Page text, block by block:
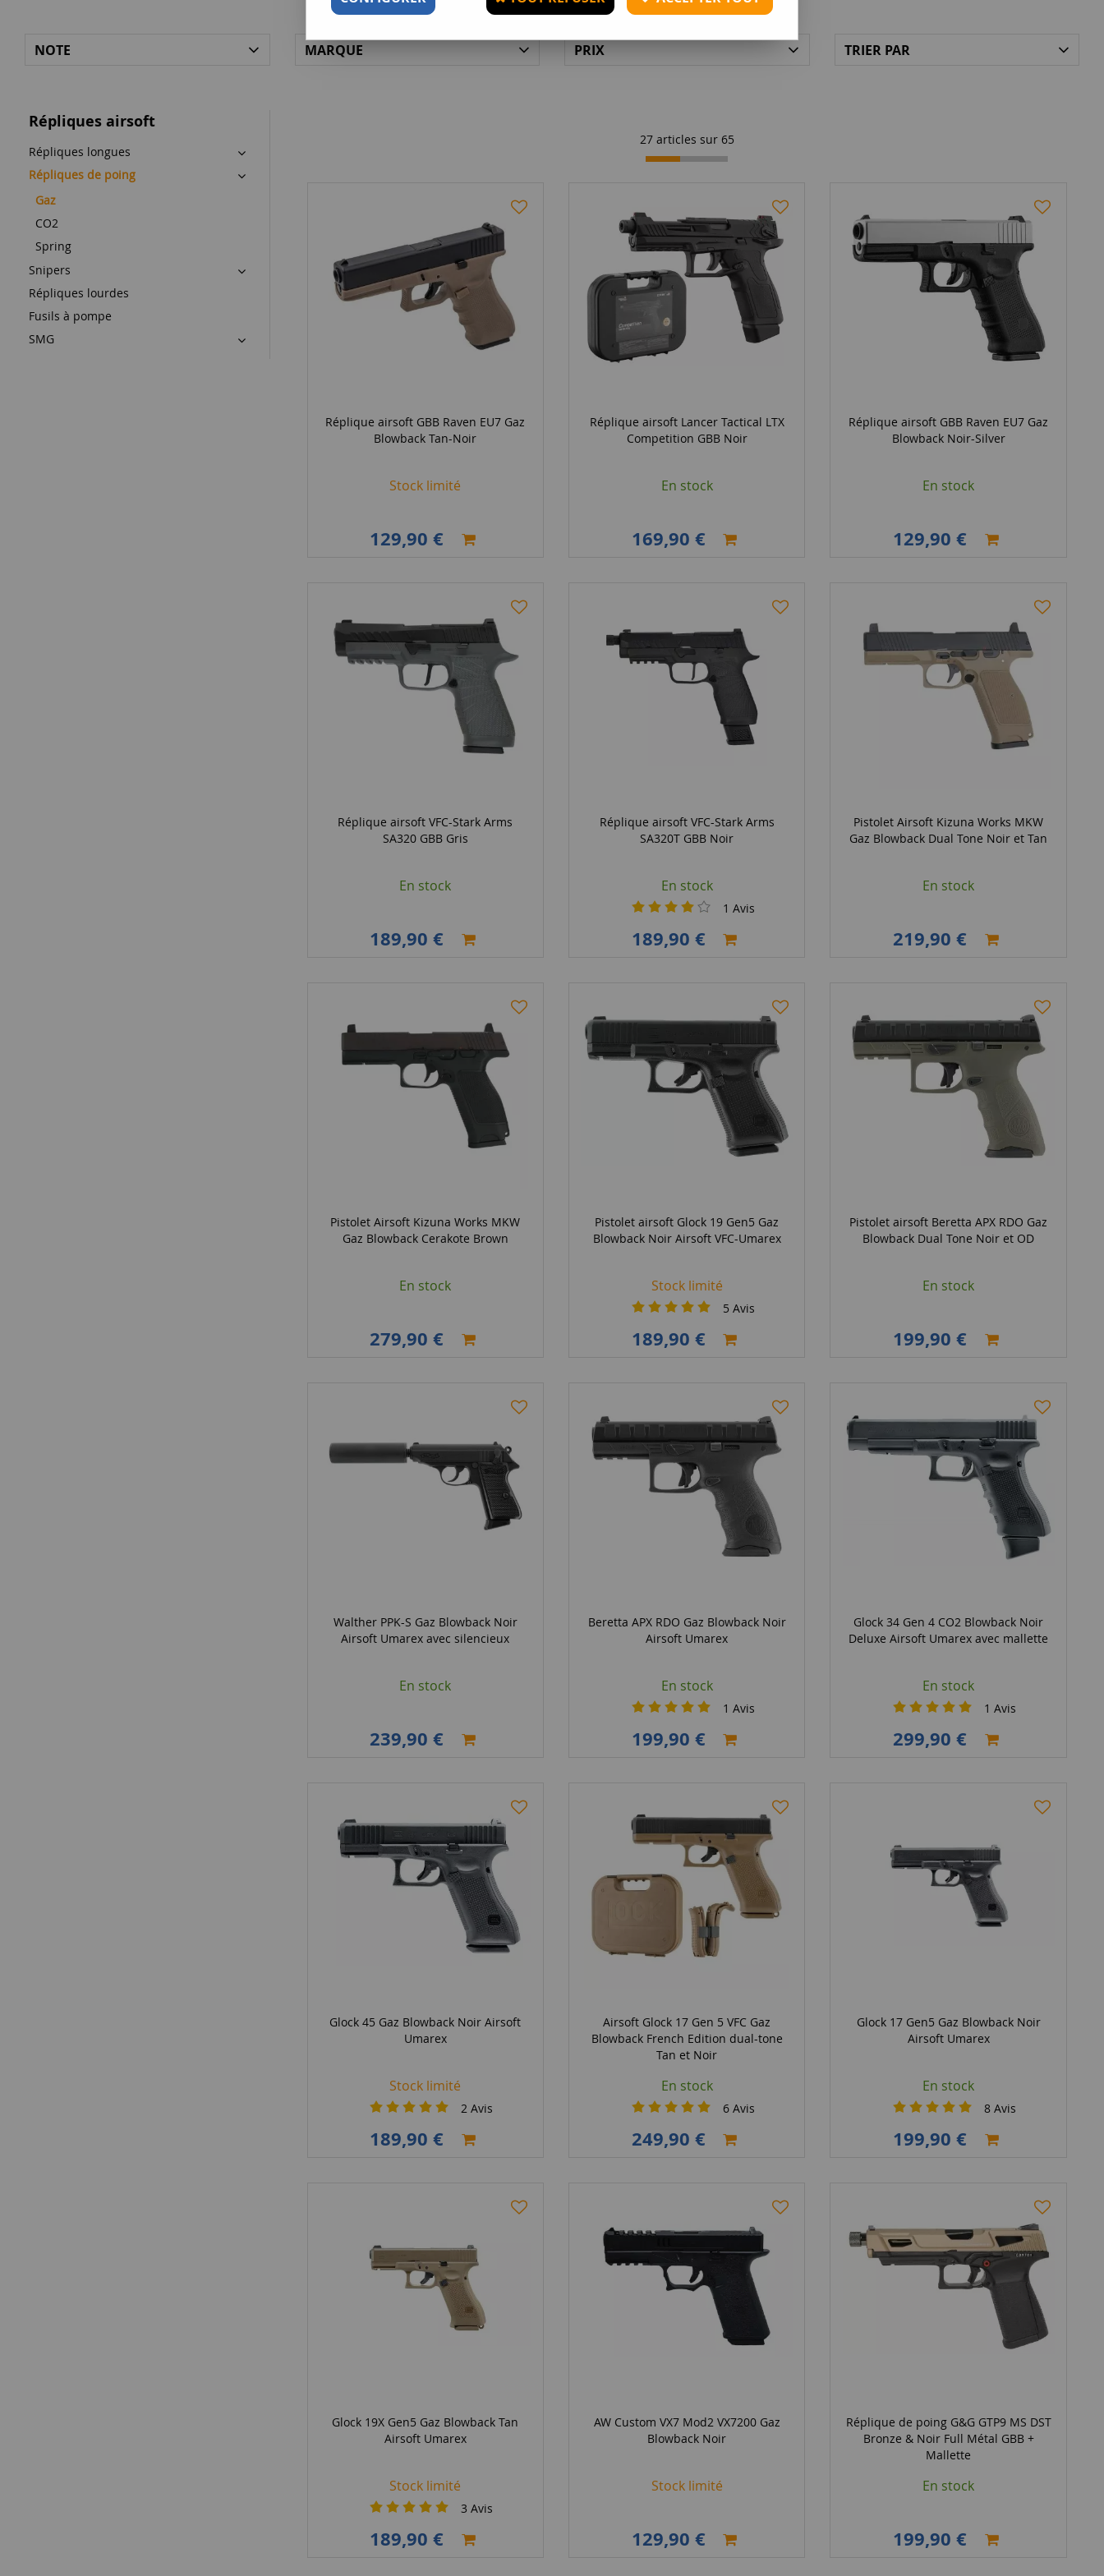
NOTE MARQUE PRIX TRIER PAR
Répliques airsoft
Répliques longues
Répliques de poing
Gaz
CO2
Spring
Snipers
Répliques lourdes
Fusils à pompe
SMG
27 articles sur 65
Réplique airsoft GBB Raven EU7 Gaz
Blowback Tan-Noir
Stock limité
129,90 €
Réplique airsoft Lancer Tactical LTX
Competition GBB Noir
En stock
169,90 €
Réplique airsoft GBB Raven EU7 Gaz
Blowback Noir-Silver
En stock
129,90 €
Réplique airsoft VFC-Stark Arms
SA320 GBB Gris
En stock
189,90 €
Réplique airsoft VFC-Stark Arms
SA320T GBB Noir
En stock
1 Avis
189,90 €
Pistolet Airsoft Kizuna Works MKW
Gaz Blowback Dual Tone Noir et Tan
En stock
219,90 €
Pistolet Airsoft Kizuna Works MKW
Gaz Blowback Cerakote Brown
En stock
279,90 €
Pistolet airsoft Glock 19 Gen5 Gaz
Blowback Noir Airsoft VFC-Umarex
Stock limité
5 Avis
189,90 €
Pistolet airsoft Beretta APX RDO Gaz
Blowback Dual Tone Noir et OD
En stock
199,90 €
Walther PPK-S Gaz Blowback Noir
Airsoft Umarex avec silencieux
En stock
239,90 €
Beretta APX RDO Gaz Blowback Noir
Airsoft Umarex
En stock
1 Avis
199,90 €
Glock 34 Gen 4 CO2 Blowback Noir
Deluxe Airsoft Umarex avec mallette
En stock
1 Avis
299,90 €
Glock 45 Gaz Blowback Noir Airsoft
Umarex
Stock limité
2 Avis
189,90 €
Airsoft Glock 17 Gen 5 VFC Gaz
Blowback French Edition dual-tone
Tan et Noir
En stock
6Avis
249,90 €
Glock 17 Gen5 Gaz Blowback Noir
Airsoft Umarex
En stock
8 Avis
199,90 €
Glock 19X Gen5 Gaz Blowback Tan
Airsoft Umarex
Stock limité
3 Avis
189,90 €
AW Custom VX7 Mod2 VX7200 Gaz
Blowback Noir
Stock limité
129,90 €
Réplique de poing G&G GTP9 MS DST
Bronze & Noir Full Métal GBB +
Mallette
En stock
199,90 €